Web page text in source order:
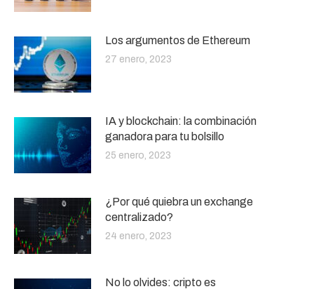
Los argumentos de Ethereum
27 enero, 2023
IA y blockchain: la combinación
ganadora para tu bolsillo
25 enero, 2023
¿Por qué quiebra un exchange
centralizado?
24 enero, 2023
No lo olvides: cripto es